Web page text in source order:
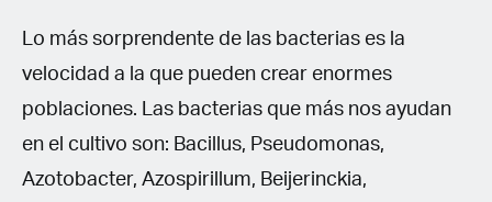
Lo más sorprendente de las bacterias es la
velocidad a la que pueden crear enormes
poblaciones. Las bacterias que más nos ayudan
en el cultivo son: Bacillus, Pseudomonas,
Azotobacter, Azospirillum, Beijerinckia,